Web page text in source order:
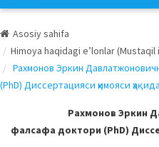
o
g
e
N
v
Asosiy sahifa
Himoya haqidagi e’lonlar (Mustaqil
Рахмонов Эркин
(PhD) Диссертацияси ҳимояси
Рахмонов Эркин
фалсафа доктори (PhD)